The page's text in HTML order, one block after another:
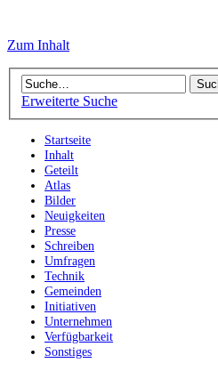
Zum Inhalt
Erweiterte Suche
Startseite
Inhalt
Geteilt
Atlas
Bilder
Neuigkeiten
Presse
Schreiben
Umfragen
Technik
Gemeinden
Initiativen
Unternehmen
Verfügbarkeit
Sonstiges